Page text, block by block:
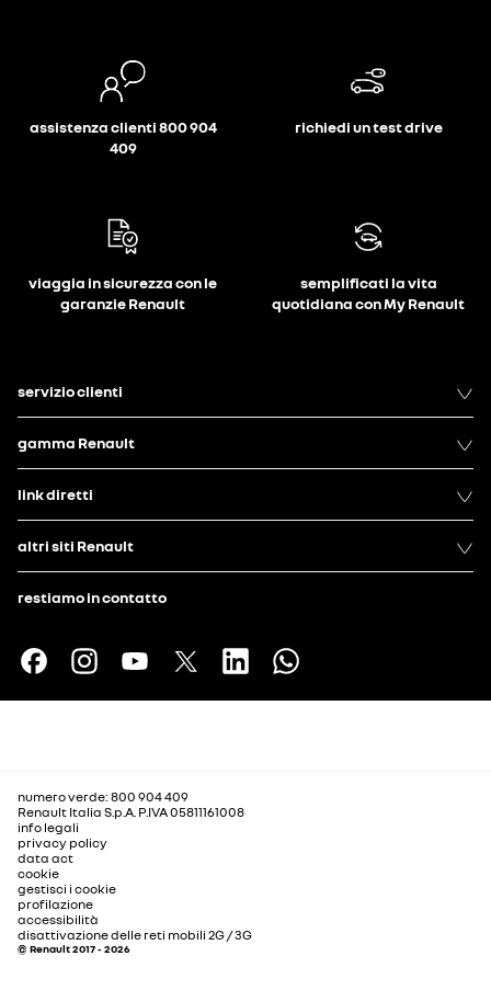
assistenza clienti 800 904
409
richiedi un test drive
viaggia in sicurezza con le
garanzie Renault
semplificati la vita
quotidiana con My Renault
servizio clienti
gamma Renault
link diretti
altri siti Renault
restiamo in contatto
numero verde: 800 904 409
Renault Italia S.p.A. P.IVA 05811161008
info legali
privacy policy
data act
cookie
gestisci i cookie
profilazione
accessibilità
disattivazione delle reti mobili 2G / 3G
© Renault 2017 - 2026